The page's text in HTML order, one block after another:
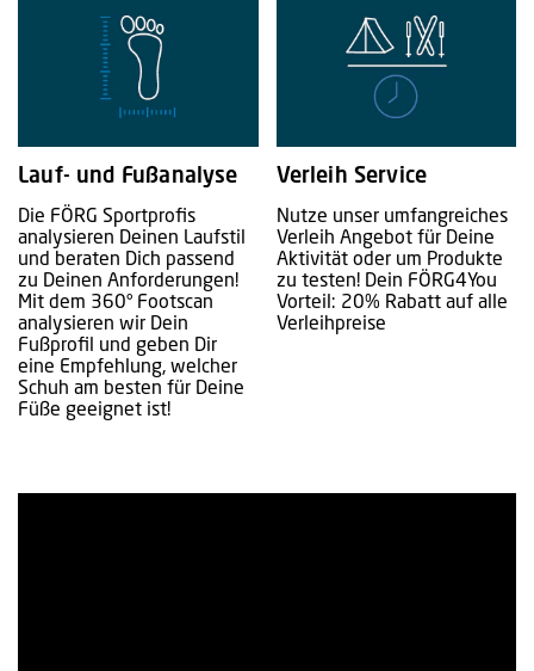
Lauf- und Fußanalyse
Die FÖRG Sportprofis
analysieren Deinen Laufstil
und beraten Dich passend
zu Deinen Anforderungen!
Mit dem 360° Footscan
analysieren wir Dein
Fußprofil und geben Dir
eine Empfehlung, welcher
Schuh am besten für Deine
Füße geeignet ist!
Verleih Service
Nutze unser umfangreiches
Verleih Angebot für Deine
Aktivität oder um Produkte
zu testen! Dein FÖRG4You
Vorteil: 20% Rabatt auf alle
Verleihpreise